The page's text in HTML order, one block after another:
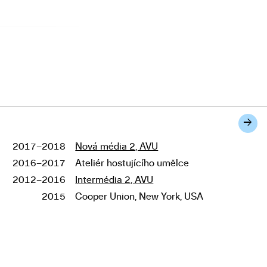
→
Studium
2017–2018
Nová média 2, AVU
2016–2017
Ateliér hostujícího umělce
2012–2016
Intermédia 2, AVU
2015
Cooper Union, New York, USA